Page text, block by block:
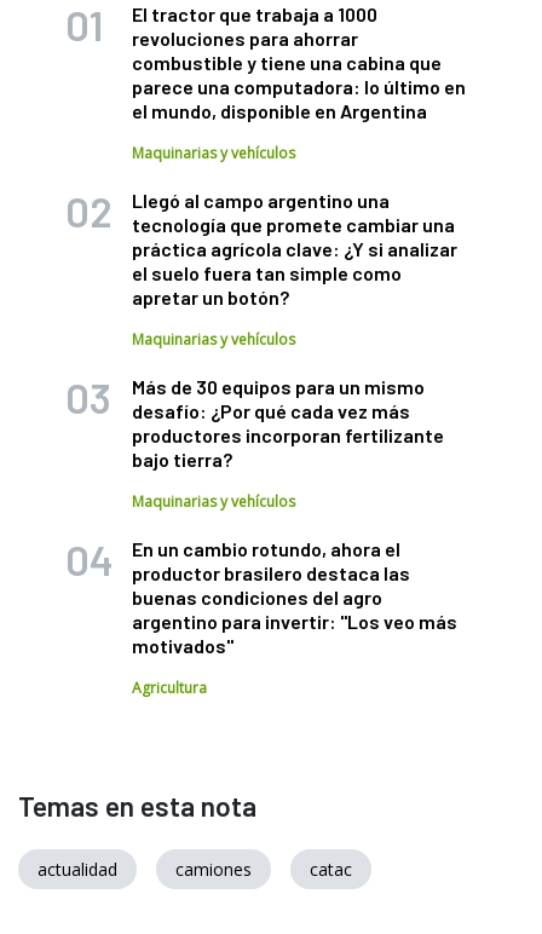
El tractor que trabaja a 1000
revoluciones para ahorrar
combustible y tiene una cabina que
parece una computadora: lo último en
el mundo, disponible en Argentina
Maquinarias y vehículos
Llegó al campo argentino una
tecnología que promete cambiar una
práctica agrícola clave: ¿Y si analizar
el suelo fuera tan simple como
apretar un botón?
Maquinarias y vehículos
Más de 30 equipos para un mismo
desafío: ¿Por qué cada vez más
productores incorporan fertilizante
bajo tierra?
Maquinarias y vehículos
En un cambio rotundo, ahora el
productor brasilero destaca las
buenas condiciones del agro
argentino para invertir: "Los veo más
motivados"
Agricultura
Temas en esta nota
actualidad camiones catac